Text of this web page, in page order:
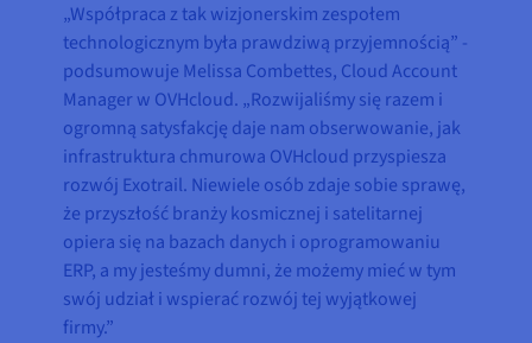
„Współpraca z tak wizjonerskim zespołem
technologicznym była prawdziwą przyjemnością” -
podsumowuje Melissa Combettes, Cloud Account
Manager w OVHcloud. „Rozwijaliśmy się razem i
ogromną satysfakcję daje nam obserwowanie, jak
infrastruktura chmurowa OVHcloud przyspiesza
rozwój Exotrail. Niewiele osób zdaje sobie sprawę,
że przyszłość branży kosmicznej i satelitarnej
opiera się na bazach danych i oprogramowaniu
ERP, a my jesteśmy dumni, że możemy mieć w tym
swój udział i wspierać rozwój tej wyjątkowej
firmy.”